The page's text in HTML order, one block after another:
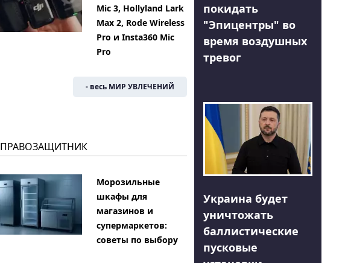
Mic 3, Hollyland Lark
Max 2, Rode Wireless
Pro и Insta360 Mic
Pro
- весь МИР УВЛЕЧЕНИЙ
ПРАВОЗАЩИТНИК
Морозильные
шкафы для
магазинов и
супермаркетов:
советы по выбору
покидать
"Эпицентры" во
время воздушных
тревог
Украина будет
уничтожать
баллистические
пусковые